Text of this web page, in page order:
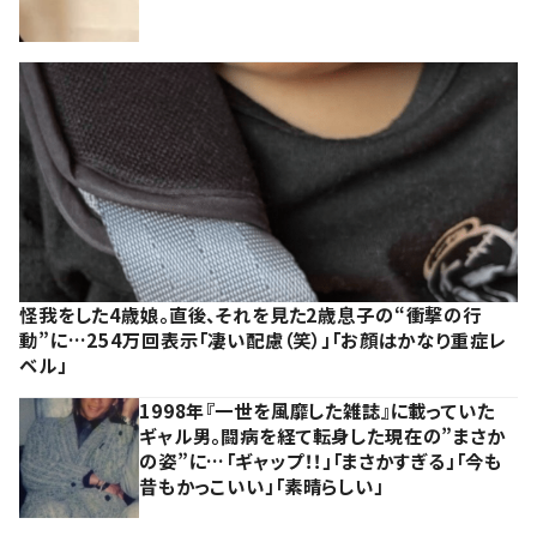
怪我をした4歳娘。直後、それを見た2歳息子の“衝撃の行
動”に…254万回表示「凄い配慮（笑）」「お顔はかなり重症レ
ベル」
1998年『一世を風靡した雑誌』に載っていた
ギャル男。闘病を経て転身した現在の”まさか
の姿”に…「ギャップ！！」「まさかすぎる」「今も
昔もかっこいい」「素晴らしい」